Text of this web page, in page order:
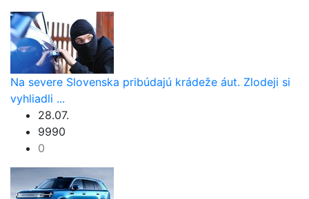
Na severe Slovenska pribúdajú krádeže áut. Zlodeji si
vyhliadli ...
28.07.
9990
0